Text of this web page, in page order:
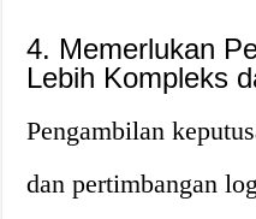
4. Memerlukan
Lebih Kompleks
Pengambilan
dan pertimbangan